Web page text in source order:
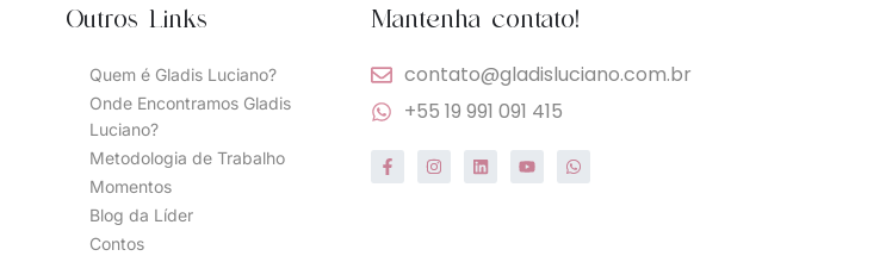
Outros Links
Quem é Gladis Luciano?
Onde Encontramos Gladis
Luciano?
Metodologia de Trabalho
Momentos
Blog da Líder
Contos
Mantenha contato!
contato@gladisluciano.com.br
+55 19 991 091 415